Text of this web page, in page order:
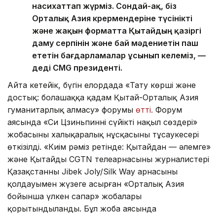
насихаттап жүрміз. Сондай-ақ, біз
Орталық Азия көрермендеріне түсінікті
және жақын форматта Қытайдың қазіргі
даму серпінін және бай мәдениетін паш
ететін бағдарламалар ұсынып келеміз, —
деді CMG президенті.
Айта кетейік, бүгін елордада «Тату көрші және
достық: болашаққа қадам Қытай-Орталық Азия
гуманитарлық алмасу» форумы өтті. Форум
аясында «Си Цзиньпиннің сүйікті нақыл сөздері»
жобасының халықаралық нұсқасының тұсаукесері
өткізілді. «Киім рәміз ретінде: Қытайдан — әлемге»
және Қытайдың CGTN телеарнасының журналистері
Қазақстанның Jibek Joly/Silk Way арнасының
қолдауымен жүзеге асырған «Орталық Азия
бойынша үлкен сапар» жобалары
қорытындыланды. Бұл жоба аясында